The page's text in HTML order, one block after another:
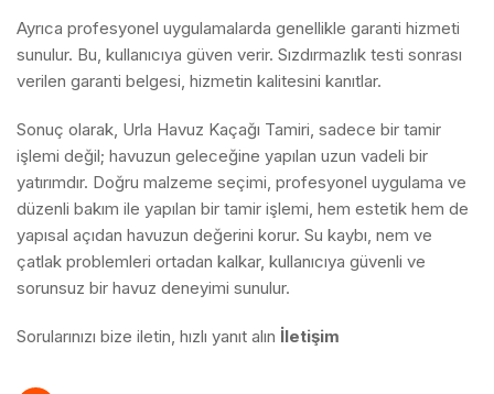
Ayrıca profesyonel uygulamalarda genellikle garanti hizmeti
sunulur. Bu, kullanıcıya güven verir. Sızdırmazlık testi sonrası
verilen garanti belgesi, hizmetin kalitesini kanıtlar.
Sonuç olarak, Urla Havuz Kaçağı Tamiri, sadece bir tamir
işlemi değil; havuzun geleceğine yapılan uzun vadeli bir
yatırımdır. Doğru malzeme seçimi, profesyonel uygulama ve
düzenli bakım ile yapılan bir tamir işlemi, hem estetik hem de
yapısal açıdan havuzun değerini korur. Su kaybı, nem ve
çatlak problemleri ortadan kalkar, kullanıcıya güvenli ve
sorunsuz bir havuz deneyimi sunulur.
Sorularınızı bize iletin, hızlı yanıt alın İletişim